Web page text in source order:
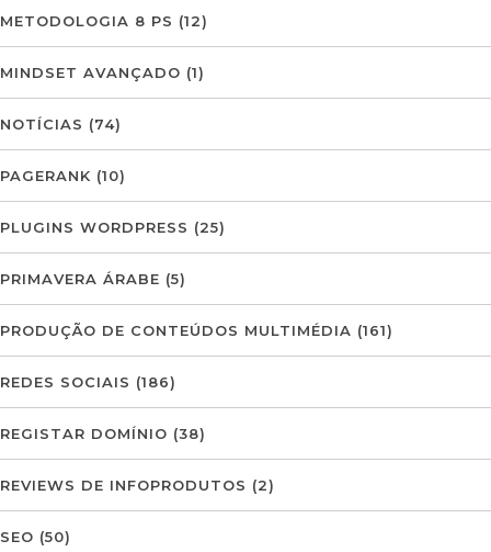
METODOLOGIA 8 PS (12)
MINDSET AVANÇADO (1)
NOTÍCIAS (74)
PAGERANK (10)
PLUGINS WORDPRESS (25)
PRIMAVERA ÁRABE (5)
PRODUÇÃO DE CONTEÚDOS MULTIMÉDIA (161)
REDES SOCIAIS (186)
REGISTAR DOMÍNIO (38)
REVIEWS DE INFOPRODUTOS (2)
SEO (50)